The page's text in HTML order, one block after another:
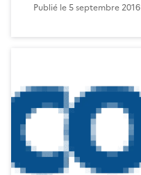
Publié le5 septembre 2016